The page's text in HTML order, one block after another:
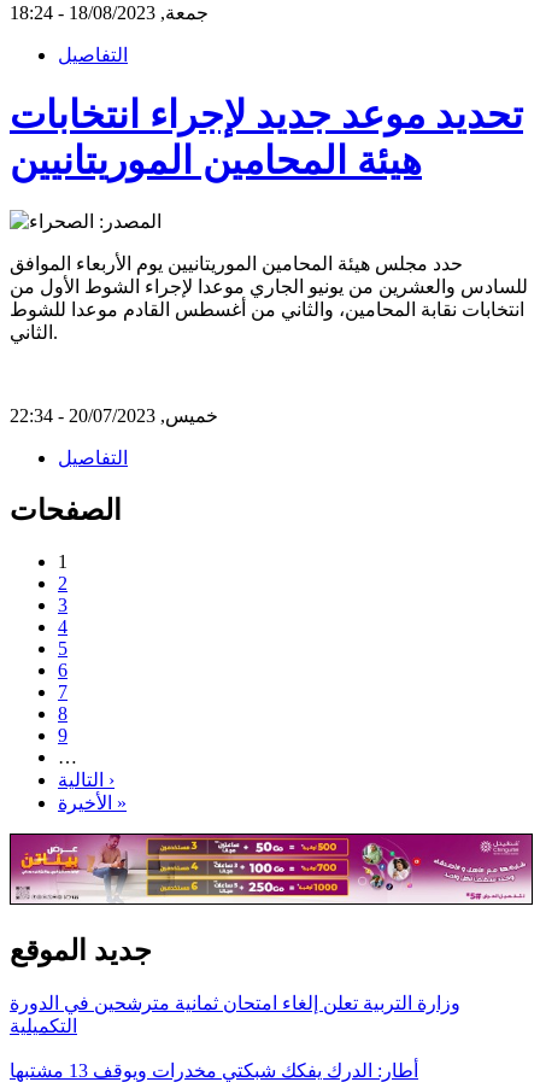
جمعة, 18/08/2023 - 18:24
التفاصيل
تحديد موعد جديد لإجراء انتخابات
هيئة المحامين الموريتانيين
حدد مجلس هيئة المحامين الموريتانيين يوم الأربعاء الموافق
للسادس والعشرين من يونيو الجاري موعدا لإجراء الشوط الأول من
انتخابات نقابة المحامين، والثاني من أغسطس القادم موعدا للشوط
الثاني.
خميس, 20/07/2023 - 22:34
التفاصيل
الصفحات
1
2
3
4
5
6
7
8
9
…
التالية ›
الأخيرة »
جديد الموقع
وزارة التربية تعلن إلغاء امتحان ثمانية مترشحين في الدورة
التكميلية
أطار: الدرك يفكك شبكتي مخدرات ويوقف 13 مشتبها